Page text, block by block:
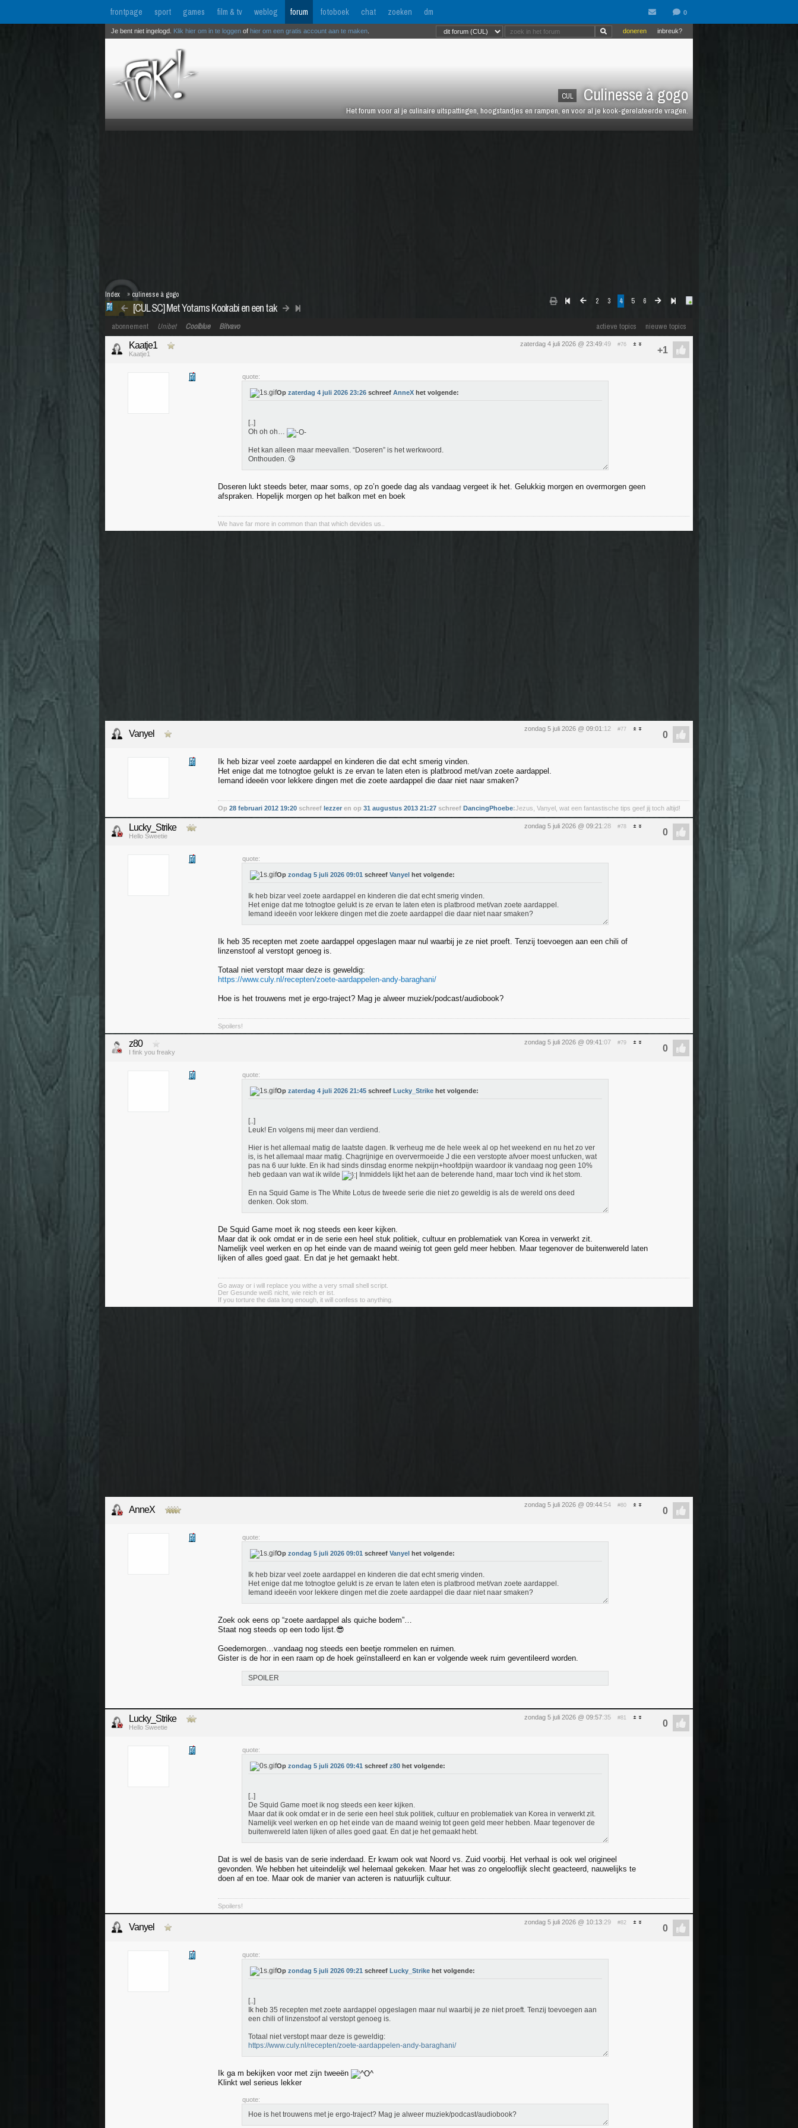
frontpage sport games film & tv weblog forum fotoboek chat zoeken dm
CUL Culinesse à gogo
Het forum voor al je culinaire uitspattingen, hoogstandjes en rampen, en voor al je kook-gerelateerde vragen.
inbreuk?
doneren
Je bent niet ingelogd. Klik hier om in te loggen of hier om een gratis account aan te maken
2 3 4 5 6
[CUL SC] Met Yotams Koolrabi en een tak
Index » culinesse à gogo
actieve topics nieuwe topics
abonnement Unibet Coolblue Bitvavo
zaterdag 4 juli 2026 @ 23:49:49 #76
Kaatje1
Kaatje1
quote:
Op zaterdag 4 juli 2026 23:26 schreef AnneX het volgende:
[..]
Oh oh oh…
Het kan alleen maar meevallen. “Doseren” is het werkwoord.
Onthouden. 😘
Doseren lukt steeds beter, maar soms, op zo’n goede dag als vandaag vergeet ik het. Gelukkig morgen en overmorgen geen
afspraken. Hopelijk morgen op het balkon met en boek
We have far more in common than that which devides us..
zondag 5 juli 2026 @ 09:01 :12 #77
Vanyel
Ik heb bizar veel zoete aardappel en kinderen die dat echt smerig vinden.
Het enige dat me totnogtoe gelukt is ze ervan te laten eten is platbrood met/van zoete aardappel.
Iemand ideeën voor lekkere dingen met die zoete aardappel die daar niet naar smaken?
Op 28 februari 2012 19:20 schreef lezzer en op 31 augustus 2013 21:27 schreef DancingPhoebe:Jezus, Vanyel, wat een fantastische tips geef jij toch altijd!
zondag 5 juli 2026 @ 09:21 :28 #78
Lucky_Strike
Hello Sweetie
quote:
Op zondag 5 juli 2026 09:01 schreef Vanyel het volgende:
Ik heb bizar veel zoete aardappel en kinderen die dat echt smerig vinden.
Het enige dat me totnogtoe gelukt is ze ervan te laten eten is platbrood met/van zoete aardappel.
Iemand ideeën voor lekkere dingen met die zoete aardappel die daar niet naar smaken?
Ik heb 35 recepten met zoete aardappel opgeslagen maar nul waarbij je ze niet proeft. Tenzij toevoegen aan een chili of
linzenstoof al verstopt genoeg is.
Totaal niet verstopt maar deze is geweldig:
https://www.culy.nl/recepten/zoete-aardappelen-andy-baraghani/
Hoe is het trouwens met je ergo-traject? Mag je alweer muziek/podcast/audiobook?
Spoilers!
zondag 5 juli 2026 @ 09:41 :07 #79
z80
I fink you freaky
quote:
Op zaterdag 4 juli 2026 21:45 schreef Lucky_Strike het volgende:
[..]
Leuk! En volgens mij meer dan verdiend.
Hier is het allemaal matig de laatste dagen. Ik verheug me de hele week al op het weekend en nu het zo ver
is, is het allemaal maar matig. Chagrijnige en oververmoeide J die een verstopte afvoer moest unfucken, wat
pas na 6 uur lukte. En ik had sinds dinsdag enorme nekpijn+hoofdpijn waardoor ik vandaag nog geen 10%
heb gedaan van wat ik wilde
Inmiddels lijkt het aan de beterende hand, maar toch vind ik het stom.
En na Squid Game is The White Lotus de tweede serie die niet zo geweldig is als de wereld ons deed
denken. Ook stom.
De Squid Game moet ik nog steeds een keer kijken.
Maar dat ik ook omdat er in de serie een heel stuk politiek, cultuur en problematiek van Korea in verwerkt zit.
Namelijk veel werken en op het einde van de maand weinig tot geen geld meer hebben. Maar tegenover de buitenwereld laten
lijken of alles goed gaat. En dat je het gemaakt hebt.
Go away or i will replace you withe a very small shell script.
Der Gesunde weiß nicht, wie reich er ist.
If you torture the data long enough, it will confess to anything.
zondag 5 juli 2026 @ 09:44:54 #80
AnneX
quote:
Op zondag 5 juli 2026 09:01 schreef Vanyel het volgende:
Ik heb bizar veel zoete aardappel en kinderen die dat echt smerig vinden.
Het enige dat me totnogtoe gelukt is ze ervan te laten eten is platbrood met/van zoete aardappel.
Iemand ideeën voor lekkere dingen met die zoete aardappel die daar niet naar smaken?
Zoek ook eens op “zoete aardappel als quiche bodem”…
Staat nog steeds op een todo lijst.😎
Goedemorgen…vandaag nog steeds een beetje rommelen en ruimen.
Gister is de hor in een raam op de hoek geïnstalleerd en kan er volgende week ruim geventileerd worden.
SPOILER
zondag 5 juli 2026 @ 09:57:35 #81
Lucky_Strike
Hello Sweetie
quote:
Op zondag 5 juli 2026 09:41 schreef z80 het volgende:
[..]
De Squid Game moet ik nog steeds een keer kijken.
Maar dat ik ook omdat er in de serie een heel stuk politiek, cultuur en problematiek van Korea in verwerkt zit.
Namelijk veel werken en op het einde van de maand weinig tot geen geld meer hebben. Maar tegenover de
buitenwereld laten lijken of alles goed gaat. En dat je het gemaakt hebt.
Dat is wel de basis van de serie inderdaad. Er kwam ook wat Noord vs. Zuid voorbij. Het verhaal is ook wel origineel
gevonden. We hebben het uiteindelijk wel helemaal gekeken. Maar het was zo ongelooflijk slecht geacteerd, nauwelijks te
doen af en toe. Maar ook de manier van acteren is natuurlijk cultuur.
Spoilers!
zondag 5 juli 2026 @ 10:13:29 #82
Vanyel
quote:
Op zondag 5 juli 2026 09:21 schreef Lucky_Strike het volgende:
[..]
Ik heb 35 recepten met zoete aardappel opgeslagen maar nul waarbij je ze niet proeft. Tenzij toevoegen aan
een chili of linzenstoof al verstopt genoeg is.
Totaal niet verstopt maar deze is geweldig:
https://www.culy.nl/recepten/zoete-aardappelen-andy-baraghani/
Ik ga m bekijken voor met zijn tweeën
Klinkt wel serieus lekker
quote:
Hoe is het trouwens met je ergo-traject? Mag je alweer muziek/podcast/audiobook?